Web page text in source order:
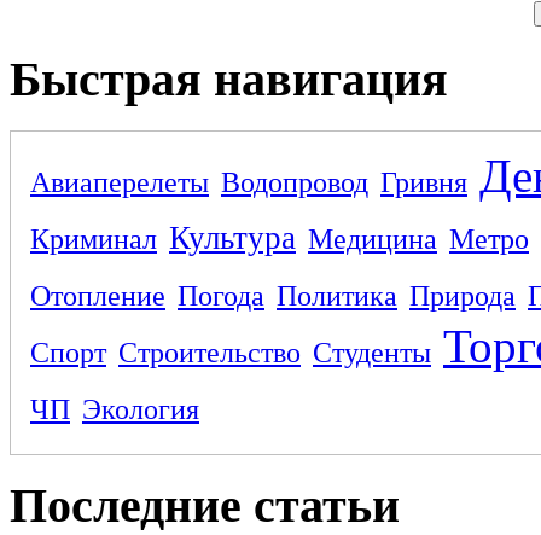
Быстрая навигация
Авиаперелеты Водопровод Гривня
Криминал Культура Медицина Метро
Отопление Погода Политика Природа
Спорт Строительство Студенты
ЧП Экология
Последние статьи